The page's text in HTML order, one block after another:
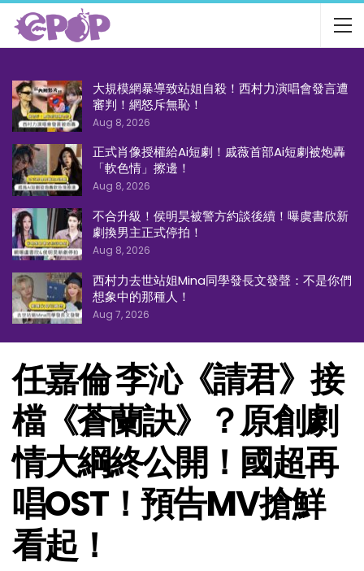
大規模網暴導致站姐自殺！西村力演唱會發言遭
審判！網怒斥無恥！
Aug 8, 2026
正式肖像授權給Ai短劇！戚薇首部Ai短劇被炮轟
「軟色情」擦邊！
Aug 8, 2026
不合升級！侯明昊被警方約談後續！曝虞書欣新
劇換男主正式停拍！
Aug 8, 2026
西村力去世站姐Mina同學發長文發聲：不是你們
想象中的那種人！
Aug 7, 2026
任嘉倫 李沁《請君》接
檔《蒼蘭訣》？原創劇
情大綱終公開！國超再
唱OST！預告MV搶鮮
看起！